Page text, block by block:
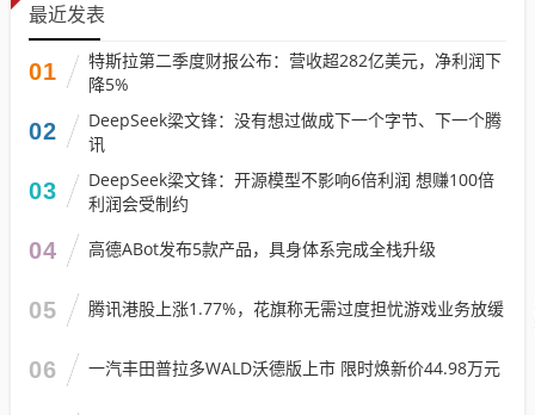
最近发表
01
特斯拉第二季度财报公布：营收超282亿美元，净利润下
降5%
02
DeepSeek梁文锋：没有想过做成下一个字节、下一个腾
讯
03
DeepSeek梁文锋：开源模型不影响6倍利润 想赚100倍
利润会受制约
04 高德ABot发布5款产品，具身体系完成全栈升级
05 腾讯港股上涨1.77%，花旗称无需过度担忧游戏业务放缓
06 一汽丰田普拉多WALD沃德版上市 限时焕新价44.98万元